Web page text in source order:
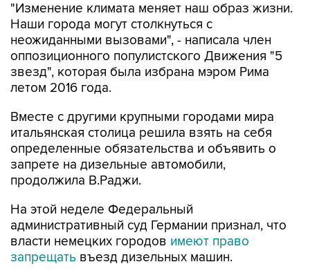
"Изменение климата меняет наш образ жизни.
Наши города могут столкнуться с
неожиданными вызовами", - написала член
оппозиционного популистского Движения "5
звезд", которая была избрана мэром Рима
летом 2016 года.
Вместе с другими крупными городами мира
итальянская столица решила взять на себя
определенные обязательства и объявить о
запрете на дизельные автомобили,
продолжила В.Раджи.
На этой неделе Федеральный
административный суд Германии признал, что
власти немецких городов имеют право
запрещать въезд дизельных машин.